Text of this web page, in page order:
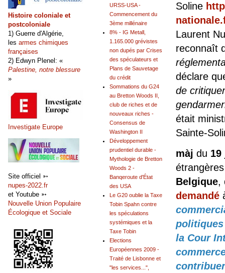
Soline
Laurent
reconnaît
déclare
de
était
Sainte-
màj du 19
Belgique,
demandé
la Cour
URSS-USA -
Commencement du
3ème millénaire
8% - IG Metall,
1.165.000 grévistes
non dupés par Crises
des spéculateurs et
Plans de Sauvetage
du crédit
Sommations du G24
au Bretton Woods II,
club de riches et de
nouveaux riches -
Consensus de
Washington II
Développement
prudentiel durable -
Mythologie de Bretton
Woods 2 -
Banqeroute d'État
des USA
Le G20 oublie la Taxe
Tobin Spahn contre
les spéculations
systémiques et la
Taxe Tobin
Elections
Européennes 2009 -
Traité de Lisbonne et
"les services...",
Histoire coloniale et
postcoloniale
1) Guerre d'Algérie,
les armes chimiques
françaises
2) Edwyn Plenel: «
Palestine, notre blessure
»
Investigate Europe
Site officiel ➳
nupes-2022.fr
et Youtube ➳
Nouvelle Union Populaire
Écologique et Sociale